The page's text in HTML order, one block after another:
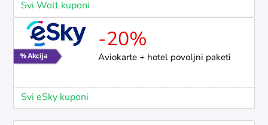
Svi Wolt kuponi
-20%
Aviokarte + hotel povoljni paketi
Svi eSky kuponi